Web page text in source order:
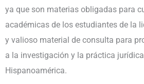
ya que son materias obligadas para
académicas de los estudiantes de la
y valioso material de consulta para
a la investigación y la práctica
Hispanoamérica.